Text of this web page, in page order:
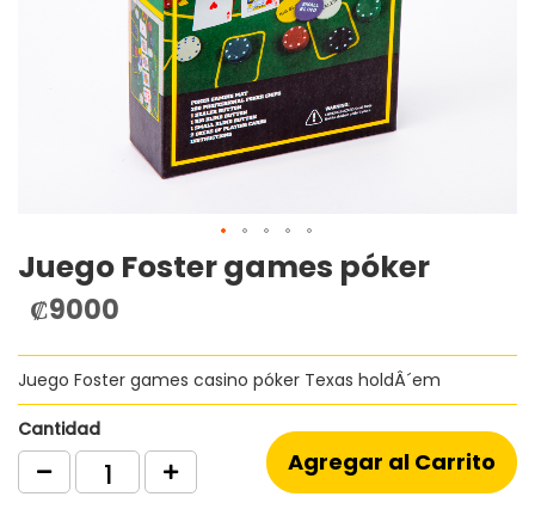
Juego Foster games póker
₡9000
Juego Foster games casino póker Texas holdÂ´em
Cantidad
Agregar al Carrito
Saltar
al
la
galería
de
imágenes